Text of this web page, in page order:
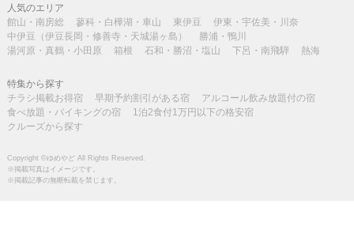
人気のエリア
館山・南房総
蓼科・白樺湖・車山 東伊豆
伊東・宇佐美・川奈
中伊豆（伊豆長岡・修善寺・天城湯ヶ島）
勝浦・鴨川
湯河原・真鶴・小田原
箱根 石和・勝沼・塩山 下呂・南飛騨 熱海
特集から探す
チラシ掲載お得宿
早期予約割引がある宿
アルコール飲み放題付の宿
食べ放題・バイキングの宿
1泊2食付1万円以下の格安宿
クルーズから探す
Copyright ©ゆめやど All Rights Reserved.
※掲載写真はイメージです。
※掲載記事の無断転載を禁じます。